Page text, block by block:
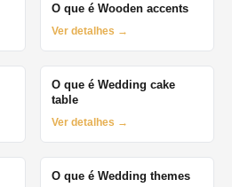
O que é Wooden accents
Ver detalhes →
O que é Wedding cake
table
Ver detalhes →
O que é Wedding themes